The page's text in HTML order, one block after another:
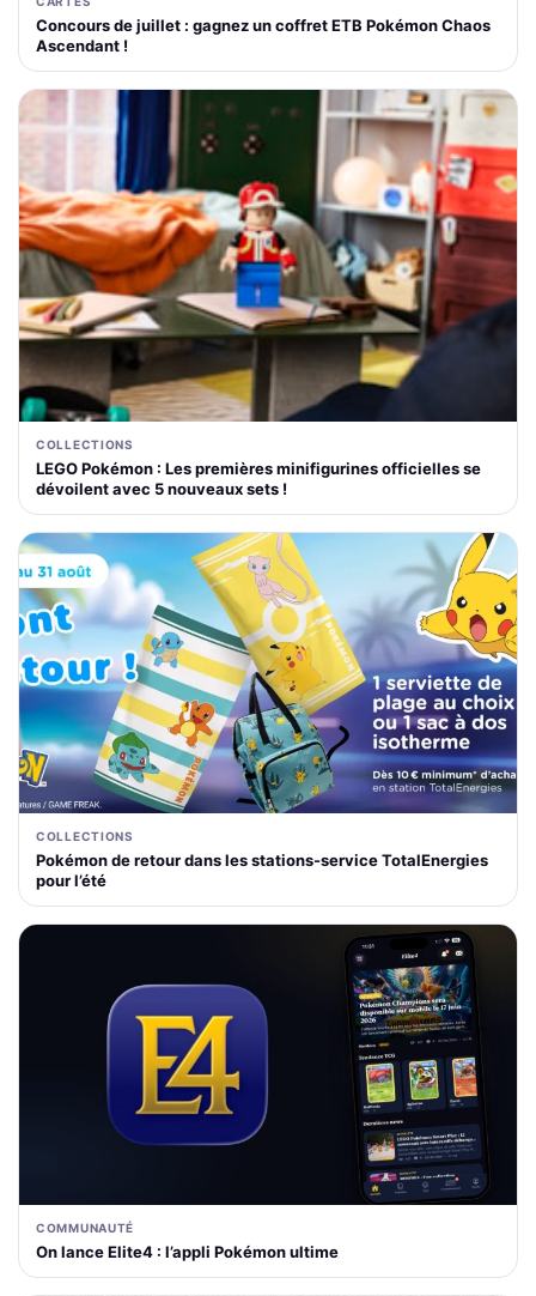
Concours de juillet : gagnez un coffret ETB Pokémon Chaos
Ascendant !
COLLECTIONS
LEGO Pokémon : Les premières minifigurines officielles se
dévoilent avec 5 nouveaux sets !
COLLECTIONS
Pokémon de retour dans les stations-service TotalEnergies
pour l’été
COMMUNAUTÉ
On lance Elite4 : l’appli Pokémon ultime